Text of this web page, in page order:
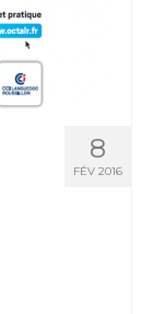
8
FÉV 2016